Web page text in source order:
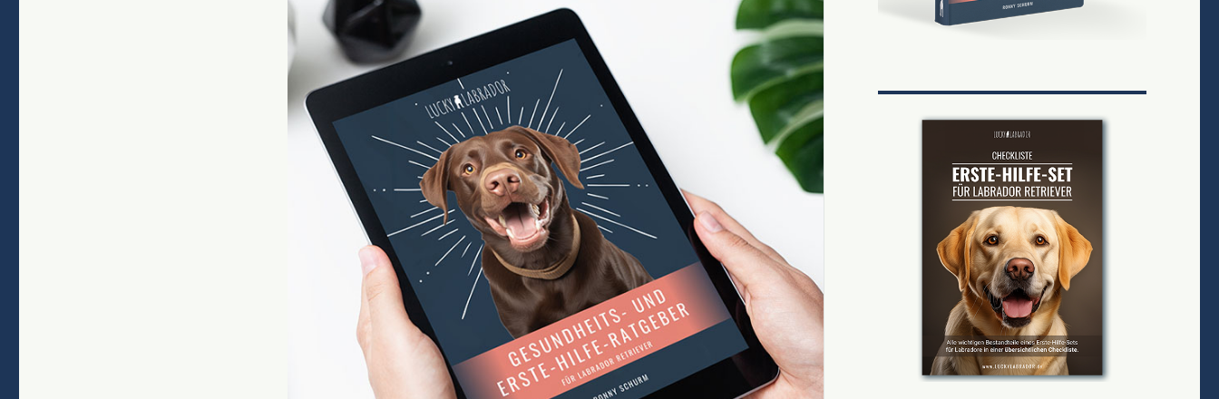
Wo kann ich Flyball mit meinem Labrador spielen?